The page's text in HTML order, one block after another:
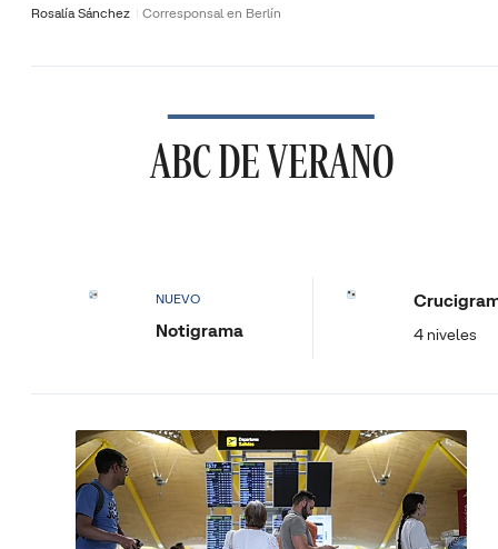
Rosalía Sánchez Corresponsal en Berlín
ABC DE VERANO
NUEVO
Notigrama 4 niveles